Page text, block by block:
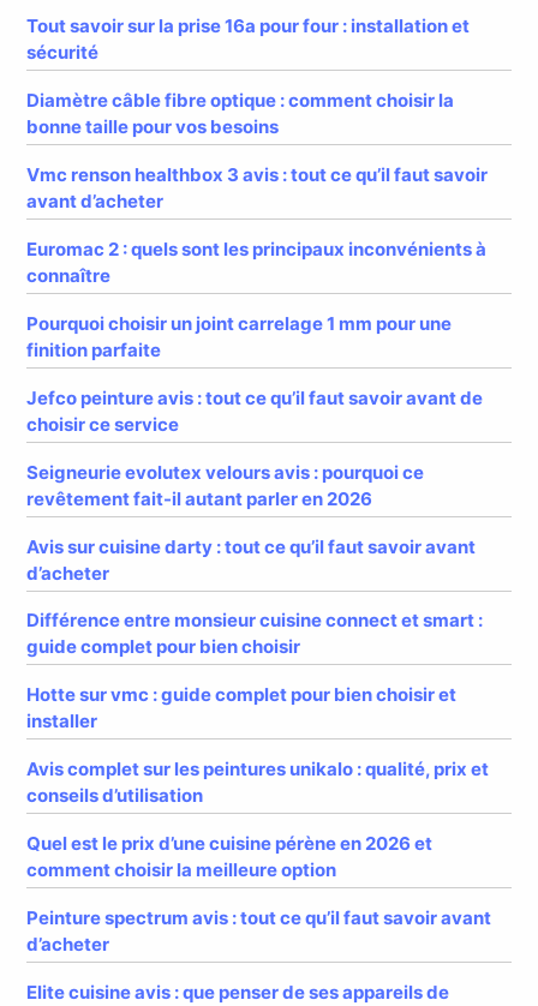
Tout savoir sur la prise 16a pour four : installation et
sécurité
Diamètre câble fibre optique : comment choisir la
bonne taille pour vos besoins
Vmc renson healthbox 3 avis : tout ce qu’il faut savoir
avant d’acheter
Euromac 2 : quels sont les principaux inconvénients à
connaître
Pourquoi choisir un joint carrelage 1 mm pour une
finition parfaite
Jefco peinture avis : tout ce qu’il faut savoir avant de
choisir ce service
Seigneurie evolutex velours avis : pourquoi ce
revêtement fait-il autant parler en 2026
Avis sur cuisine darty : tout ce qu’il faut savoir avant
d’acheter
Différence entre monsieur cuisine connect et smart :
guide complet pour bien choisir
Hotte sur vmc : guide complet pour bien choisir et
installer
Avis complet sur les peintures unikalo : qualité, prix et
conseils d’utilisation
Quel est le prix d’une cuisine pérène en 2026 et
comment choisir la meilleure option
Peinture spectrum avis : tout ce qu’il faut savoir avant
d’acheter
Elite cuisine avis : que penser de ses appareils de